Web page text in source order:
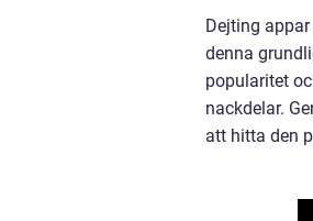
Dejting
denna
popularitet
nackdelar.
att hitta den